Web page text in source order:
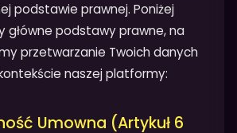
podstawie prawnej. Poniżej
główne podstawy prawne, na
przetwarzanie Twoich danych
naszej platformy:
Umowna (Artykuł 6